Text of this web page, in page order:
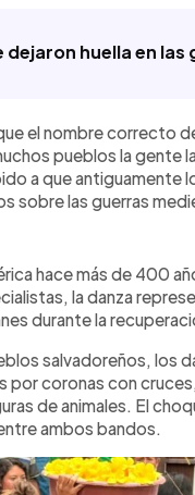
huella en las
el nombre correcto
pueblos la gente
a que antiguamente
sobre las guerras
hace más de 400
la danza
durante la
salvadoreños, los
coronas con
de animales. El
ambos bandos.